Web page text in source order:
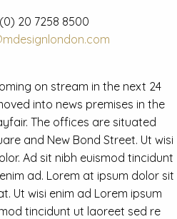
20 7258 8500
on stream in the next 24
into news premises in the
The offices are situated
and New Bond Street. Ut wisi
Ad sit nibh euismod tincidunt
ad. Lorem at ipsum dolor sit
Ut wisi enim ad Lorem ipsum
tincidunt ut laoreet sed re